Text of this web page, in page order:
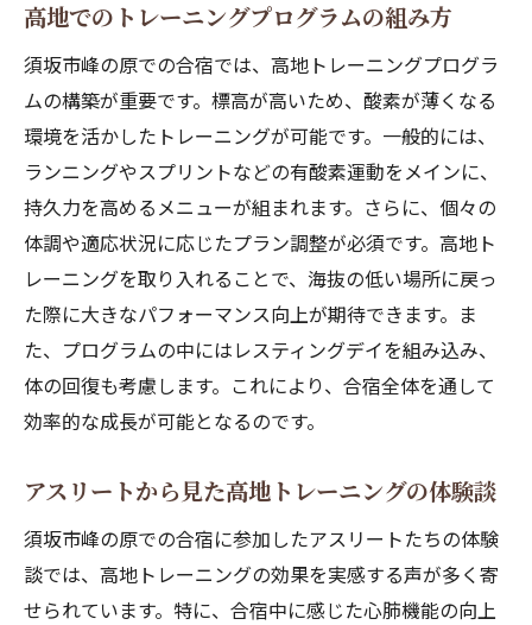
高地でのトレーニングプログラムの組み方
須坂市峰の原での合宿では、高地トレーニングプログラ
ムの構築が重要です。標高が高いため、酸素が薄くなる
環境を活かしたトレーニングが可能です。一般的には、
ランニングやスプリントなどの有酸素運動をメインに、
持久力を高めるメニューが組まれます。さらに、個々の
体調や適応状況に応じたプラン調整が必須です。高地ト
レーニングを取り入れることで、海抜の低い場所に戻っ
た際に大きなパフォーマンス向上が期待できます。ま
た、プログラムの中にはレスティングデイを組み込み、
体の回復も考慮します。これにより、合宿全体を通して
効率的な成長が可能となるのです。
アスリートから見た高地トレーニングの体験談
須坂市峰の原での合宿に参加したアスリートたちの体験
談では、高地トレーニングの効果を実感する声が多く寄
せられています。特に、合宿中に感じた心肺機能の向上